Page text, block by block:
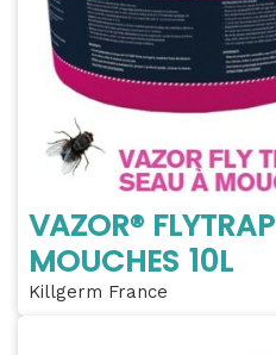
VAZOR®
MOUCHES 10L
Killgerm France